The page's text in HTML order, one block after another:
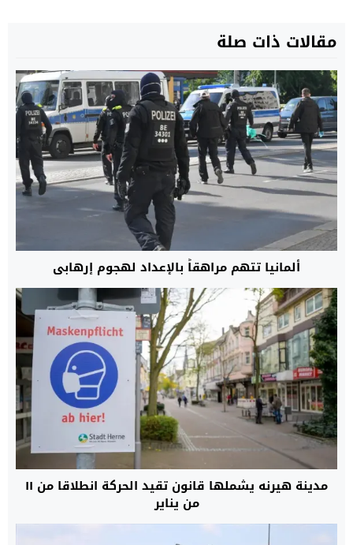
مقالات ذات صلة
ألمانيا تتهم مراهقاً بالإعداد لهجوم إرهابي
مدينة هيرنه يشملها قانون تقيد الحركة انطلاقا من ١١
من يناير